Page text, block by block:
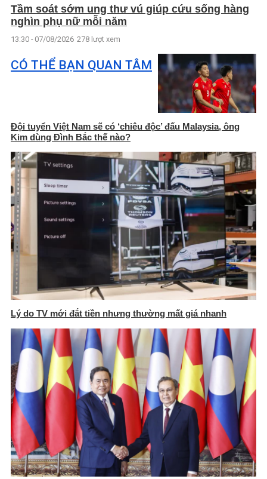
Tầm soát sớm ung thư vú giúp cứu sống hàng
nghìn phụ nữ mỗi năm
13:30 - 07/08/2026 278 lượt xem
CÓ THỂ BẠN QUAN TÂM
Đội tuyển Việt Nam sẽ có ‘chiêu độc’ đấu Malaysia, ông
Kim dùng Đình Bắc thế nào?
Lý do TV mới đắt tiền nhưng thường mất giá nhanh